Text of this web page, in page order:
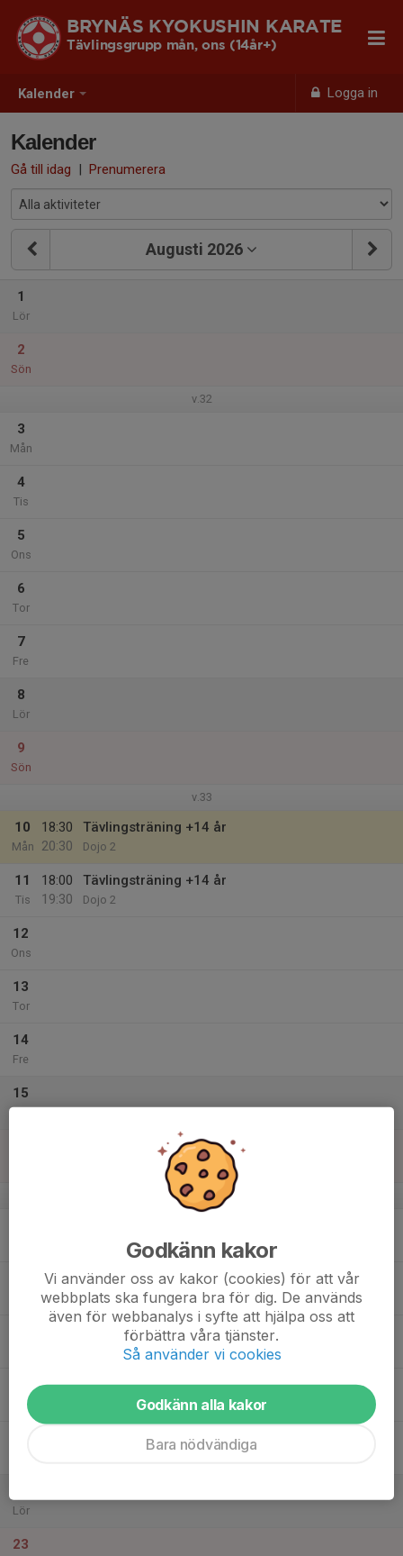
Kalender Logga in
BRYNÄS KYOKUSHIN KARATE
Tävlingsgrupp mån, ons (14år+)
Kalender
Gå till idag | Prenumerera
Augusti 2026
1
Lör
2
Sön
v.32
3
Mån
4
Tis
5
Ons
6
Tor
7
Fre
8
Lör
9
Sön
v.33
10
Mån
18:30
20:30
Tävlingsträning +14 år
Dojo 2
11
Tis
18:00
19:30
Tävlingsträning +14 år
Dojo 2
12
Ons
13
Tor
14
Fre
15
v.34
18:00
19:30
Tävlingsträning +14 år
Dojo 2
Tor
Lör
23
Godkänn kakor
Vi använder oss av kakor (cookies) för att vår
webbplats ska fungera bra för dig. De används
även för webbanalys i syfte att hjälpa oss att
förbättra våra tjänster.
Så använder vi cookies
Godkänn alla kakor
Bara nödvändiga